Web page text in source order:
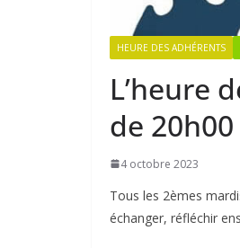
HEURE DES ADHÉRENTS
L’heure
de
4 octobre 2023
Tous les 2èmes
échanger, réfléchir